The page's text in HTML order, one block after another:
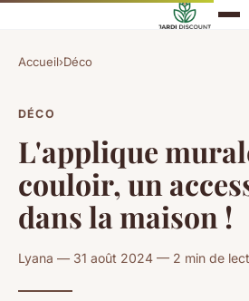
Accueil›Déco
DÉCO
L'applique
couloir, un
dans la maison !
Lyana — 31 août 2024 — 2 min de